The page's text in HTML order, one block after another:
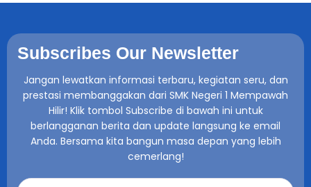
Subscribes Our Newsletter
Jangan lewatkan informasi terbaru, kegiatan seru, dan
prestasi membanggakan dari SMK Negeri 1 Mempawah
Hilir! Klik tombol Subscribe di bawah ini untuk
berlangganan berita dan update langsung ke email
Anda. Bersama kita bangun masa depan yang lebih
cemerlang!